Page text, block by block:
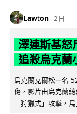
Lawton 2 日
澤連斯基怒
追殺烏克蘭
烏克蘭克爾松一名
傷，影片由烏克蘭
「狩獵式」攻擊，